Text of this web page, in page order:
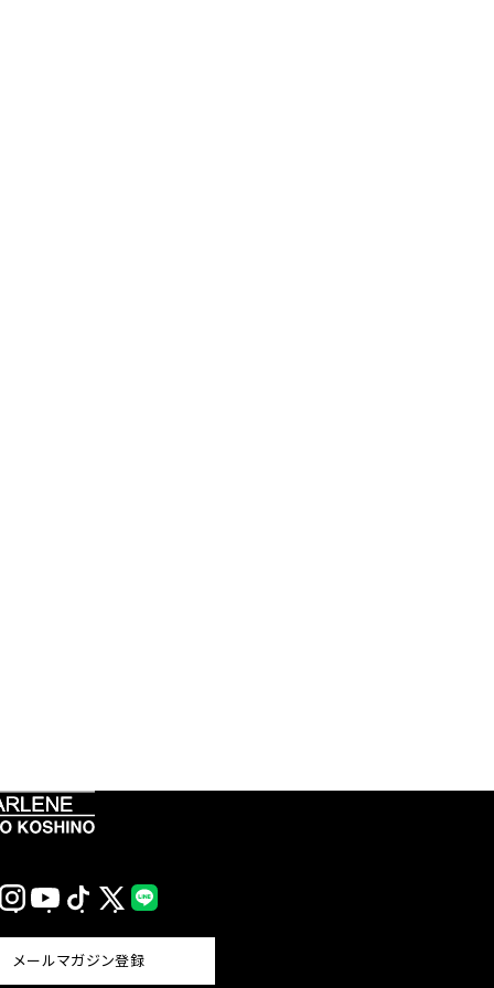
InstagramYouTubeTikTok X
(Twitter)
メールマガジン登録